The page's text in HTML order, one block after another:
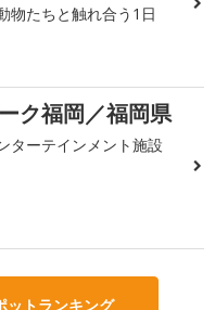
物たちと触れ合う1日
ク福岡／福岡県
ターテインメント施設
ットランキング